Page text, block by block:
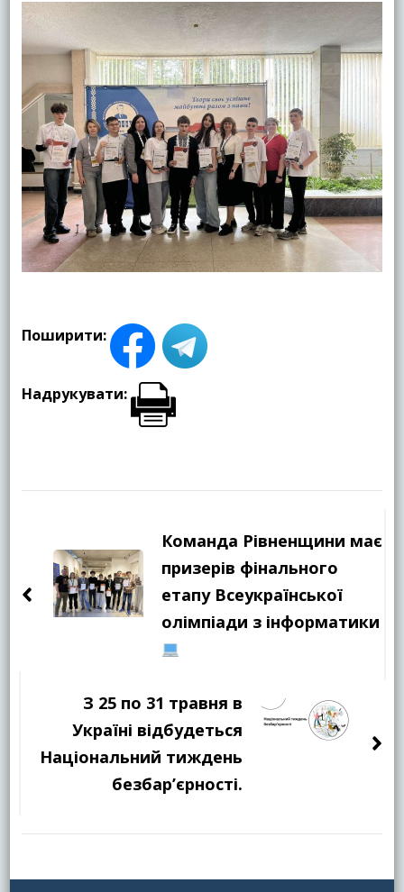
Поширити:
Надрукувати:
по
запису
Команда Рівненщини має
призерів фінального
етапу Всеукраїнської
олімпіади з інформатики
З 25 по 31 травня в
Україні відбудеться
Національний тиждень
безбар’єрності.